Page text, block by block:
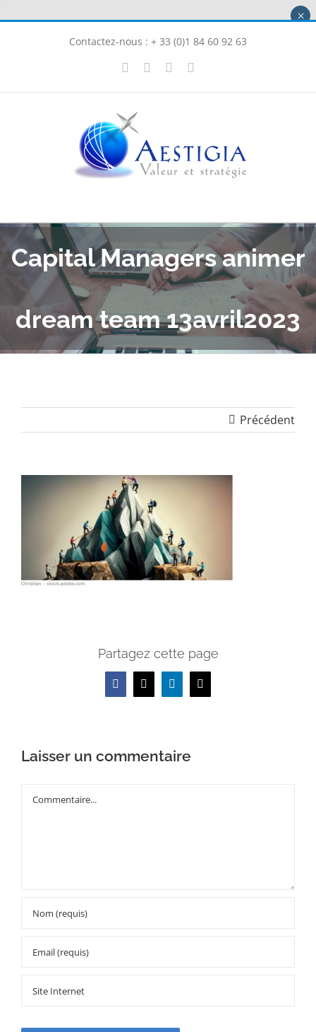
Contactez-nous : + 33 (0)1 84 60 92 63
LinkedInInstagram
Capital Managers animer
dream team 13avril2023
Précédent
Partagez cette page
Facebook
X LinkedInEmail
Laisser un commentaire
Commentaire
×